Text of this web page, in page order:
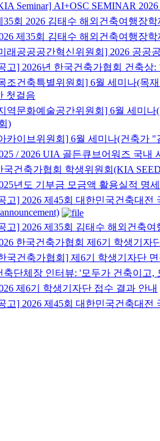
Seminar] AI+OSC SEMINAR
35회 2026 김태수 해외건축여행장
제35회 김태수 해외건축여행장
래공공공간혁신위원회] 2026 공공
고] 2026년 한국건축가협회 건축
조건축특별위원회] 6월 세미나(목
첫걸음
역문화예술공간위원회] 6월 세미
)
카이브위원회] 6월 세미나(건축가
/ 2026 UIA 골든큐브어워즈 국내
국건축가협회 학생위원회(KIA
년도 기부금 모금액 활용실적 명
고] 2026 제45회 대한민국건축대전
고] 2026 제35회 김태수 해외건축
한국건축가협회 제6기 학생기자
국건축가협회] 제6기 학생기자단
축단체장 인터뷰: '모두가 건축이고,
제6기 학생기자단 접수 결과 안내
고] 2026 제45회 대한민국건축대전